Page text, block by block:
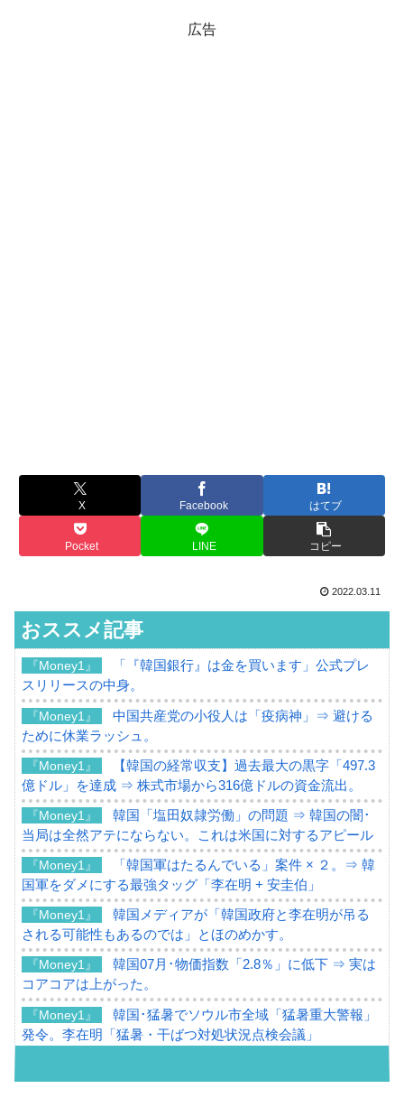
広告
X Facebook はてブ
Pocket LINE コピー
2022.03.11
おススメ記事
『Money1』
「『韓国銀行』は金を買います」公式プレ
スリリースの中身。
『Money1』
中国共産党の小役人は「疫病神」⇒ 避ける
ために休業ラッシュ。
『Money1』
【韓国の経常収支】過去最大の黒字「497.3
億ドル」を達成 ⇒ 株式市場から316億ドルの資金流出。
『Money1』
韓国「塩田奴隷労働」の問題 ⇒ 韓国の闇･
当局は全然アテにならない。これは米国に対するアピール
『Money1』
「韓国軍はたるんでいる」案件 × ２。⇒ 韓
国軍をダメにする最強タッグ「李在明 + 安圭伯」
『Money1』
韓国メディアが「韓国政府と李在明が吊る
される可能性もあるのでは」とほのめかす。
『Money1』
韓国07月･物価指数「2.8％」に低下 ⇒ 実は
コアコアは上がった。
『Money1』
韓国･猛暑でソウル市全域「猛暑重大警報」
発令。李在明「猛暑・干ばつ対処状況点検会議」
07月販売台数は去年のほぼ半分「71台」しか売れなかっ